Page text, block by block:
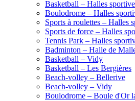
Basketball – Halles
Boulodrome – Halles
Sports à roulettes – Halles
Sports de force – Halles
Tennis Park – Halles
Badminton – Halle de
Basketball – Vidy
Basketball – Les Bergières
Beach-volley – Bellerive
Beach-volley – Vidy
Boulodrome – Boule d'Or